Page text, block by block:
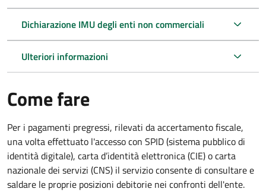
Dichiarazione IMU degli enti non commerciali
Ulteriori informazioni
Come fare
Per i pagamenti pregressi, rilevati da accertamento fiscale,
una volta effettuato l'accesso con SPID (sistema pubblico di
identità digitale), carta d’identità elettronica (CIE) o carta
nazionale dei servizi (CNS) il servizio consente di consultare e
saldare le proprie posizioni debitorie nei confronti dell'ente.